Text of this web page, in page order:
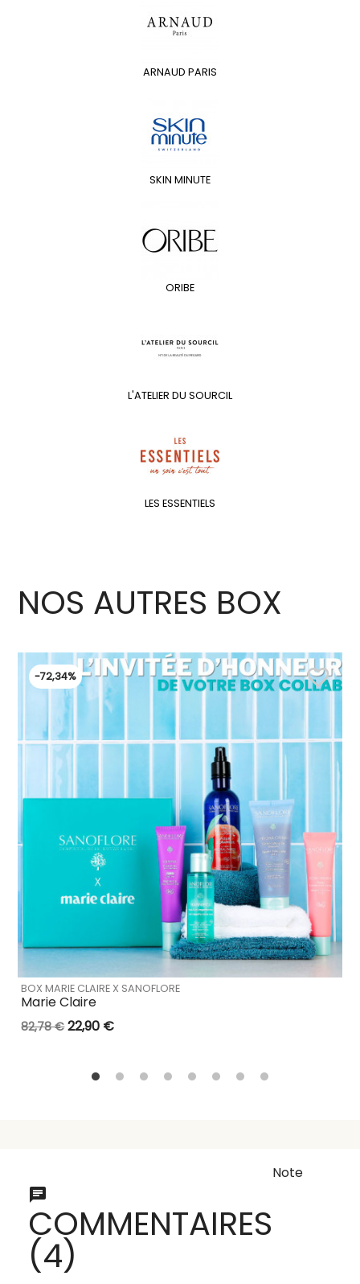
ARNAUD PARIS
SKIN MINUTE
ORIBE
L'ATELIER DU SOURCIL
LES ESSENTIELS
NOS AUTRES BOX
BOX MARIE CLAIRE X SANOFLORE
Marie Claire
82,78 € 22,90 €
-72,34% favorite_border
COMMENTAIRES
(4)
Note